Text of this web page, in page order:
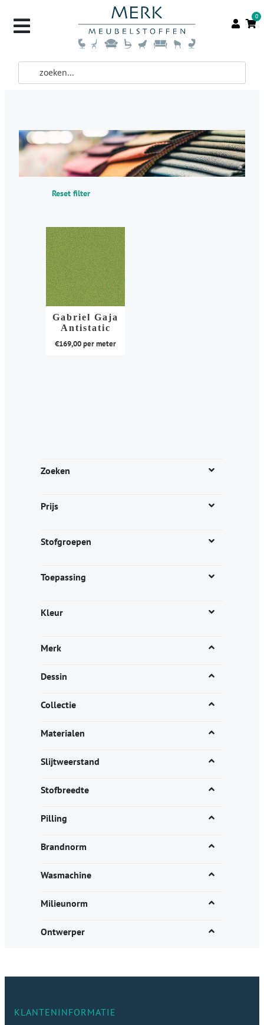
0
Zoeken
Prijs
Stofgroepen
Toepassing
Kleur
Merk
Dessin
Collectie
Materialen
Slijtweerstand
Stofbreedte
Pilling
Brandnorm
Wasmachine
Milieunorm
Ontwerper
Reset filter
Gabriel Gaja
Antistatic
€169,00per meter
kan
op
productpagina
KLANTENINFORMATIE